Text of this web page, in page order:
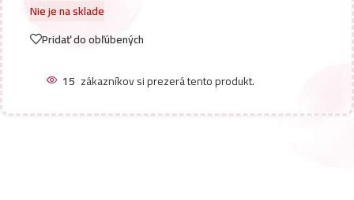
Nie je na sklade
Pridať do obľúbených
15 zákazníkov si prezerá tento produkt.